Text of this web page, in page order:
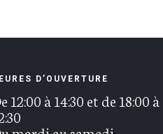
D’OUVERTURE
12:00 à 14:30 et de 18:00 à